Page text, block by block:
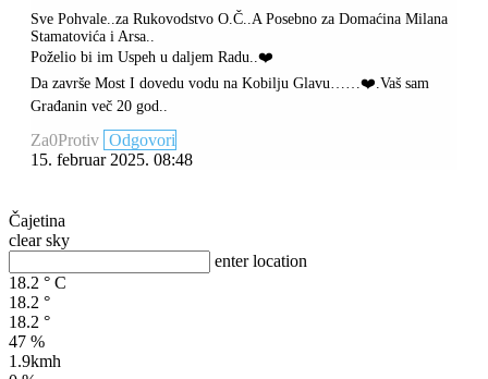
Sve Pohvale..za Rukovodstvo O.Č..A Posebno za Domaćina Milana
Stamatovića i Arsa..
Poželio bi im Uspeh u daljem Radu..❤️
Da završe Most I dovedu vodu na Kobilju Glavu……❤️.Vaš sam
Građanin več 20 god..
Za0Protiv Odgovori
15. februar 2025. 08:48
Čajetina
clear sky
enter location
18.2 ° C
18.2 °
18.2 °
47 %
1.9kmh